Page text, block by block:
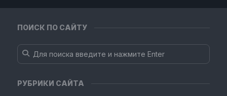
ПОИСК ПО САЙТУ
РУБРИКИ САЙТА